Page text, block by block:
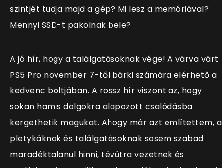
szintjét tudja majd a gép? Mi lesz a memóriával?
Mennyi SSD-t pakolnak bele?
A jó hír, hogy a találgatásoknak vége! A várva várt
PS5 Pro november 7-től bárki számára elérhető a
kedvenc boltjában. A rossz hír viszont az, hogy
sokan hamis dolgokra alapozott csalódásba
kergethetik magukat. Ahogy már azt említettem, a
pletykáknak és találgatásoknak sosem szabad
maradéktalanul hinni, tévútra vezetnek és